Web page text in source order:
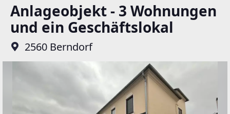
Anlageobjekt - 3 Wohnungen
und ein Geschäftslokal
2560 Berndorf